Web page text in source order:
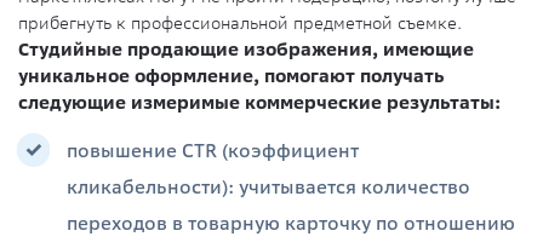
прибегнуть к профессиональной предметной съемке.
Студийные продающие изображения, имеющие
уникальное оформление, помогают получать
следующие измеримые коммерческие результаты:
повышение CTR (коэффициент
кликабельности): учитывается количество
переходов в товарную карточку по отношению